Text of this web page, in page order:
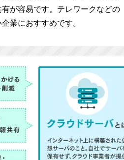
が容易です。テレワークなどの
業におすすめです。